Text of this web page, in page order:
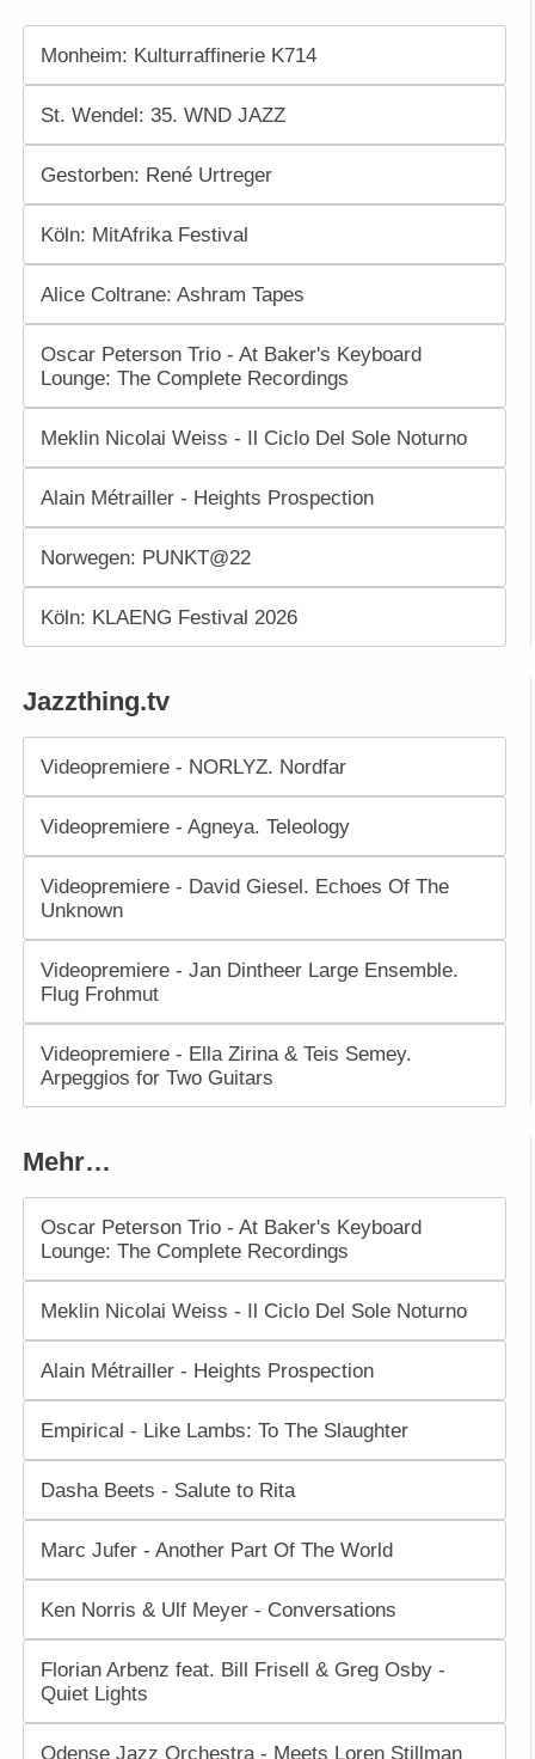
Monheim: Kulturraffinerie K714
St. Wendel: 35. WND JAZZ
Gestorben: René Urtreger
Köln: MitAfrika Festival
Alice Coltrane: Ashram Tapes
Oscar Peterson Trio - At Baker's Keyboard
Lounge: The Complete Recordings
Meklin Nicolai Weiss - Il Ciclo Del Sole Noturno
Alain Métrailler - Heights Prospection
Norwegen: PUNKT@22
Köln: KLAENG Festival 2026
Jazzthing.tv
Videopremiere - NORLYZ. Nordfar
Videopremiere - Agneya. Teleology
Videopremiere - David Giesel. Echoes Of The
Unknown
Videopremiere - Jan Dintheer Large Ensemble.
Flug Frohmut
Videopremiere - Ella Zirina & Teis Semey.
Arpeggios for Two Guitars
Mehr…
Oscar Peterson Trio - At Baker's Keyboard
Lounge: The Complete Recordings
Meklin Nicolai Weiss - Il Ciclo Del Sole Noturno
Alain Métrailler - Heights Prospection
Empirical - Like Lambs: To The Slaughter
Dasha Beets - Salute to Rita
Marc Jufer - Another Part Of The World
Ken Norris & Ulf Meyer - Conversations
Florian Arbenz feat. Bill Frisell & Greg Osby -
Quiet Lights
Odense Jazz Orchestra - Meets Loren Stillman